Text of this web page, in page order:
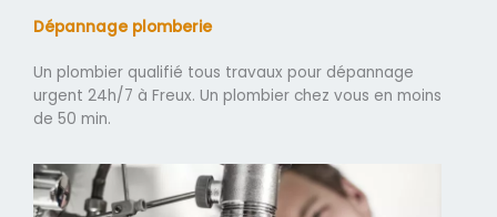
Dépannage plomberie
Un plombier qualifié tous travaux pour dépannage
urgent 24h/7 à Freux. Un plombier chez vous en moins
de 50 min.